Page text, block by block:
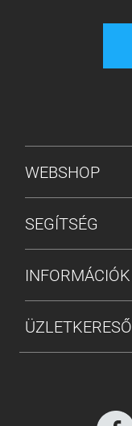
ALSÓ MENÜ
WEBSHOP
SEGÍTSÉG
INFORMÁCIÓK
ÜZLETKERESŐ